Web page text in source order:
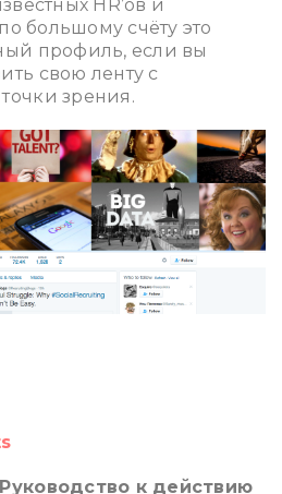
HR’ов и
большому счёту это
профиль, если вы
свою ленту с
зрения.
к действию